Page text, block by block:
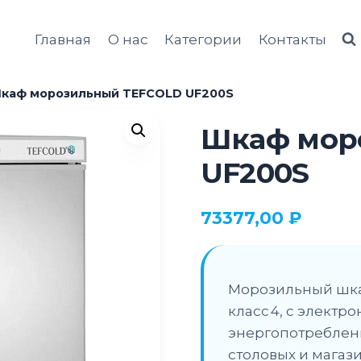
Главная О нас Категории Контакты
морозильный TEFCOLD UF200S
Шкаф
UF200S
73377,00 ₽
Морозильный
класс 4, с
столовых и